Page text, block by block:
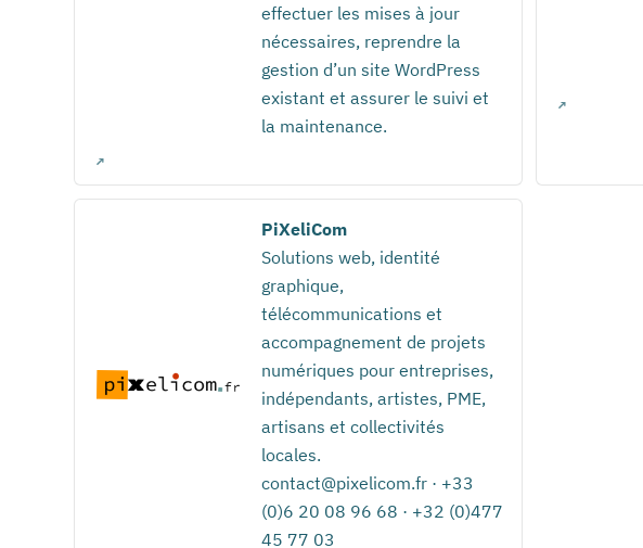
effectuer les mises à jour
nécessaires, reprendre la
gestion d’un site WordPress
existant et assurer le suivi et
la maintenance.
PiXeliCom
Solutions web, identité
graphique,
télécommunications et
accompagnement de projets
numériques pour entreprises,
indépendants, artistes, PME,
artisans et collectivités
locales.
contact@pixelicom.fr · +33
(0)6 20 08 96 68 · +32 (0)477
45 77 03